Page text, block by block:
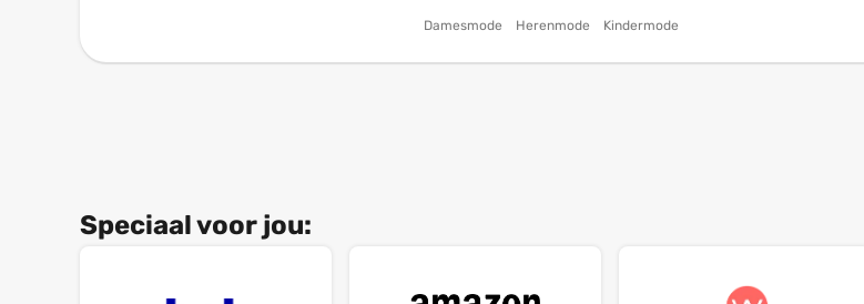
Damesmode Herenmode Kindermode
Speciaal voor jou: